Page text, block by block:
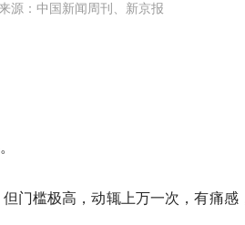
源：中国新闻周刊、新京报
门槛极高，动辄上万一次，有痛感